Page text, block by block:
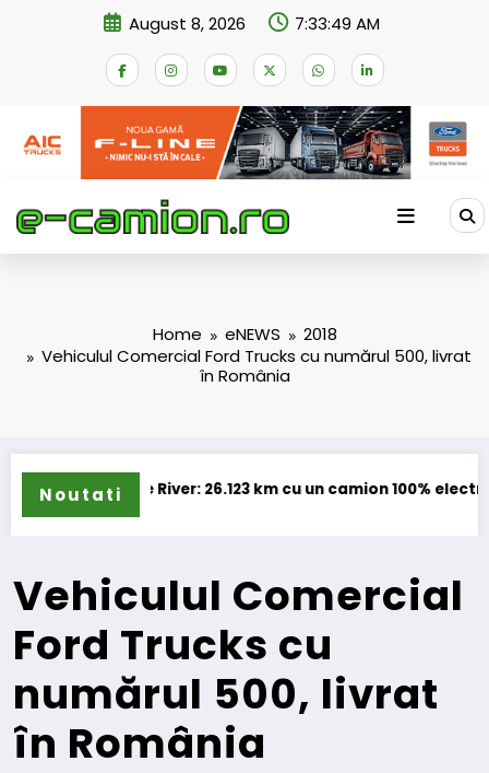
August 8, 2026 7:33:50 AM
Home eNEWS
2018
Vehiculul Comercial Ford Trucks cu numărul 500, livrat
în România
Noutati
River: 26.123 km cu un camion 100% electric în transport
Vehiculul Comercial
Ford Trucks cu
numărul 500, livrat
în România